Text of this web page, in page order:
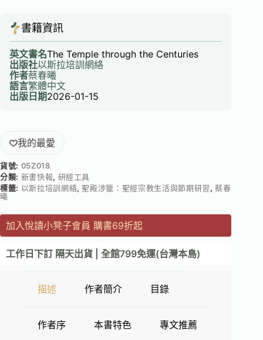
書籍資訊
英文書名The Temple through the Centuries
出版社以斯拉培訓網絡
作者蔡春曦
語言繁體中文
出版日期2026-01-15
我的最愛
貨號: 05Z018
分類: 新書快報, 研經工具
標籤: 以斯拉培訓網絡,聖殿涉獵：聖經宗教生活與節期研習,蔡春
曦
加入悅讀小凳子會員 購書69折起
工作日下訂 隔天出貨 | 全館799免運(台灣本島)
描述 作者簡介 目錄
作者序 本書特色 專文推薦